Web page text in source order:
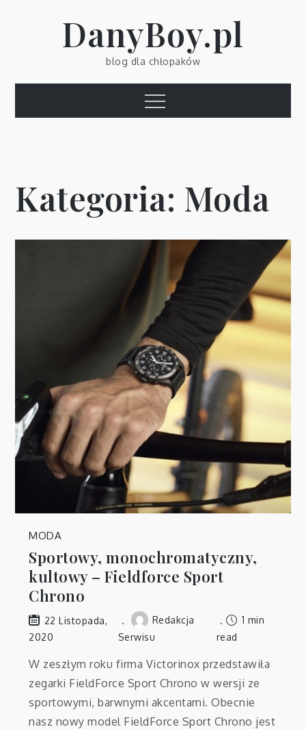
DanyBoy.pl
blog dla chłopaków
Menu
Kategoria: Moda
MODA
Sportowy, monochromatyczny,
kultowy – Fieldforce Sport
Chrono
22 Listopada,
2020
Redakcja
Serwisu
1 min
read
W zeszłym roku firma Victorinox przedstawiła
zegarki FieldForce Sport Chrono w wersji ze
sportowymi, barwnymi akcentami. Obecnie
nasz nowy model FieldForce Sport Chrono jest